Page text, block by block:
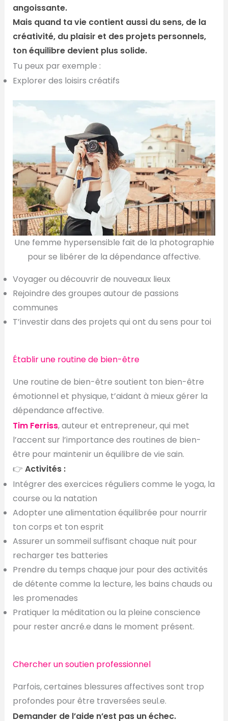
angoissante.
Mais quand ta vie contient aussi du sens, de la
créativité, du plaisir et des projets personnels,
ton équilibre devient plus solide.
Tu peux par exemple :
Explorer des loisirs créatifs
Une femme hypersensible fait de la photographie
pour se libérer de la dépendance affective.
Voyager ou découvrir de nouveaux lieux
Rejoindre des groupes autour de passions
communes
T’investir dans des projets qui ont du sens pour toi
Établir une routine de bien-être
Une routine de bien-être soutient ton bien-être
émotionnel et physique, t’aidant à mieux gérer la
dépendance affective.
Tim Ferriss, auteur et entrepreneur, qui met
l’accent sur l’importance des routines de bien-
être pour maintenir un équilibre de vie sain.
👉 Activités :
Intégrer des exercices réguliers comme le yoga, la
course ou la natation
Adopter une alimentation équilibrée pour nourrir
ton corps et ton esprit
Assurer un sommeil suffisant chaque nuit pour
recharger tes batteries
Prendre du temps chaque jour pour des activités
de détente comme la lecture, les bains chauds ou
les promenades
Pratiquer la méditation ou la pleine conscience
pour rester ancré.e dans le moment présent.
Chercher un soutien professionnel
Parfois, certaines blessures affectives sont trop
profondes pour être traversées seul.e.
Demander de l’aide n’est pas un échec.